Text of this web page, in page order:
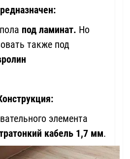
под ламинат. Но
также под
элемента
кабель 1,7 мм.